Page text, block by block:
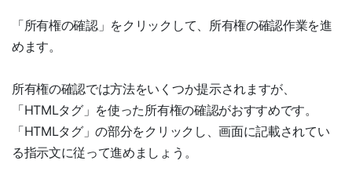
「所有権の確認」をクリックして、所有権の確認作業を進
めます。
所有権の確認では方法をいくつか提示されますが、
「HTMLタグ」を使った所有権の確認がおすすめです。
「HTMLタグ」の部分をクリックし、画面に記載されてい
る指示文に従って進めましょう。